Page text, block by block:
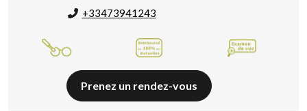
+33473941243
Prenez un rendez-vous